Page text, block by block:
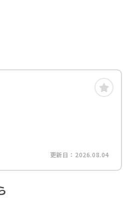
更新日：2026.08.04